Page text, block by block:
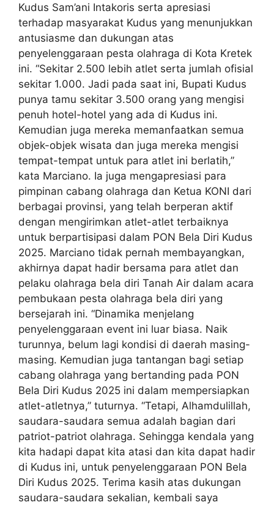
Kudus Sam’ani Intakoris serta apresiasi
terhadap masyarakat Kudus yang menunjukkan
antusiasme dan dukungan atas
penyelenggaraan pesta olahraga di Kota Kretek
ini. “Sekitar 2.500 lebih atlet serta jumlah ofisial
sekitar 1.000. Jadi pada saat ini, Bupati Kudus
punya tamu sekitar 3.500 orang yang mengisi
penuh hotel-hotel yang ada di Kudus ini.
Kemudian juga mereka memanfaatkan semua
objek-objek wisata dan juga mereka mengisi
tempat-tempat untuk para atlet ini berlatih,”
kata Marciano. Ia juga mengapresiasi para
pimpinan cabang olahraga dan Ketua KONI dari
berbagai provinsi, yang telah berperan aktif
dengan mengirimkan atlet-atlet terbaiknya
untuk berpartisipasi dalam PON Bela Diri Kudus
2025. Marciano tidak pernah membayangkan,
akhirnya dapat hadir bersama para atlet dan
pelaku olahraga bela diri Tanah Air dalam acara
pembukaan pesta olahraga bela diri yang
bersejarah ini. “Dinamika menjelang
penyelenggaraan event ini luar biasa. Naik
turunnya, belum lagi kondisi di daerah masing-
masing. Kemudian juga tantangan bagi setiap
cabang olahraga yang bertanding pada PON
Bela Diri Kudus 2025 ini dalam mempersiapkan
atlet-atletnya,” tuturnya. “Tetapi, Alhamdulillah,
saudara-saudara semua adalah bagian dari
patriot-patriot olahraga. Sehingga kendala yang
kita hadapi dapat kita atasi dan kita dapat hadir
di Kudus ini, untuk penyelenggaraan PON Bela
Diri Kudus 2025. Terima kasih atas dukungan
saudara-saudara sekalian, kembali saya